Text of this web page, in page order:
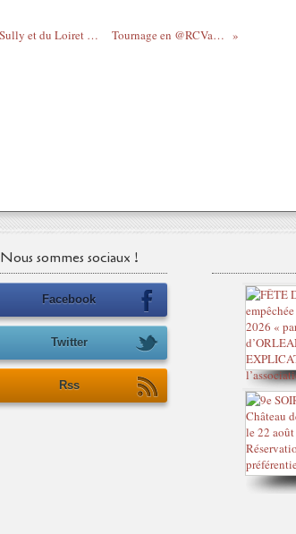
COVID 19 : ANNULATION du 48e Festival de musique de Sully et du Loiret - Formule à l’étude pour septembre Tournage en @RCValdeLoire 👀...
Nous sommes sociaux !
Facebook
Twitter
Rss